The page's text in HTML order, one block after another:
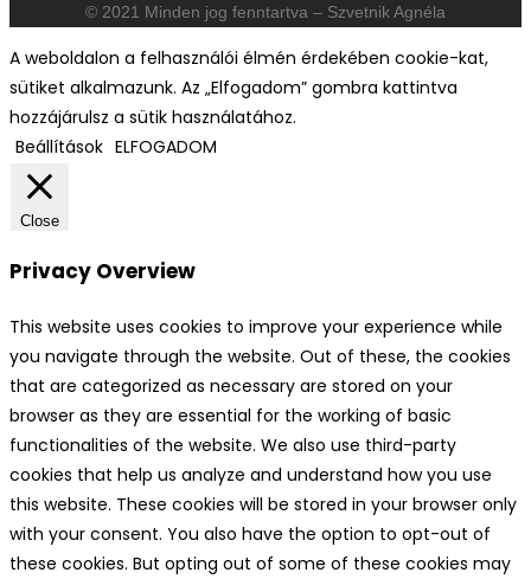
© 2021 Minden jog fenntartva – Szvetnik Agnéla
A weboldalon a felhasználói élmén érdekében cookie-kat,
sütiket alkalmazunk. Az „Elfogadom” gombra kattintva
hozzájárulsz a sütik használatához.
Beállítások ELFOGADOM
Close
Privacy Overview
This website uses cookies to improve your experience while
you navigate through the website. Out of these, the cookies
that are categorized as necessary are stored on your
browser as they are essential for the working of basic
functionalities of the website. We also use third-party
cookies that help us analyze and understand how you use
this website. These cookies will be stored in your browser only
with your consent. You also have the option to opt-out of
these cookies. But opting out of some of these cookies may